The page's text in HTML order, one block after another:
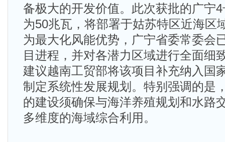
备极大的开发价值。此次获批的广宁
为50兆瓦，将部署于姑苏特区近海区
为最大化风能优势，广宁省委常委会
目进程，并对各潜力区域进行全面细
建议越南工贸部将该项目补充纳入国
制定系统性发展规划。特别强调的是
的建设须确保与海洋养殖规划和水路
多维度的海域综合利用。